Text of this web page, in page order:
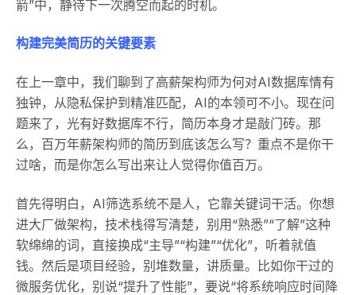
箭”中，静待下一次腾空而起的时机。
构建完美简历的关键要素
在上一章中，我们聊到了高薪架构师为何对AI数据库情有
独钟，从隐私保护到精准匹配，AI的本领可不小。现在问
题来了，光有好数据库不行，简历本身才是敲门砖。那
么，百万年薪架构师的简历到底该怎么写？重点不是你干
过啥，而是你怎么写出来让人觉得你值百万。
首先得明白，AI筛选系统不是人，它靠关键词干活。你想
进大厂做架构，技术栈得写清楚，别用“熟悉”“了解”这种
软绵绵的词，直接换成“主导”“构建”“优化”，听着就值
钱。然后是项目经验，别堆数量，讲质量。比如你干过的
微服务优化，别说“提升了性能”，要说“将系统响应时间降